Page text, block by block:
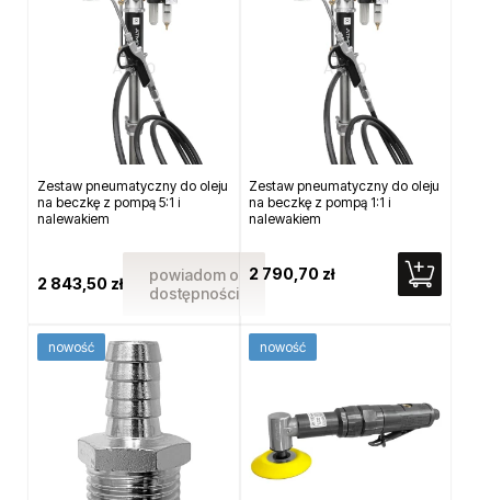
Zestaw pneumatyczny do oleju
na beczkę z pompą 5:1 i
nalewakiem
2 843,50 zł
powiadom o
dostępności
Zestaw pneumatyczny do oleju
na beczkę z pompą 1:1 i
nalewakiem
2 790,70 zł
nowość nowość